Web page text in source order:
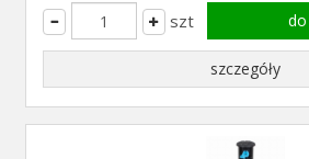
szt
szczegóły